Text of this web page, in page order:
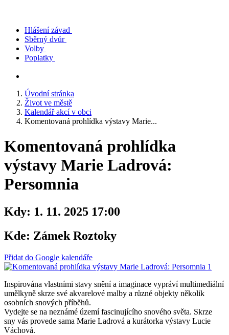
Hlášení závad
Sběrný dvůr
Volby
Poplatky
Úvodní stránka
Život ve městě
Kalendář akcí v obci
Komentovaná prohlídka výstavy Marie...
Komentovaná prohlídka
výstavy Marie Ladrová:
Persomnia
Kdy: 1. 11. 2025 17:00
Kde: Zámek Roztoky
Přidat do Google kalendáře
Inspirována vlastními stavy snění a imaginace vypráví multimediální
umělkyně skrze své akvarelové malby a různé objekty několik
osobních snových příběhů.
Vydejte se na neznámé území fascinujícího snového světa. Skrze
sny vás provede sama Marie Ladrová a kurátorka výstavy Lucie
Váchová.